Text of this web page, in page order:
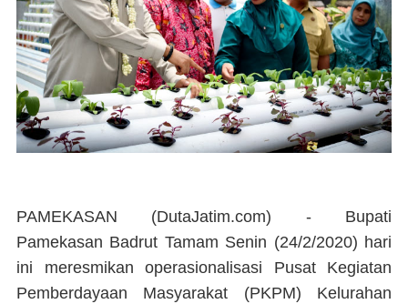
PAMEKASAN (DutaJatim.com) - Bupati
Pamekasan Badrut Tamam Senin (24/2/2020) hari
ini meresmikan operasionalisasi Pusat Kegiatan
Pemberdayaan Masyarakat (PKPM) Kelurahan